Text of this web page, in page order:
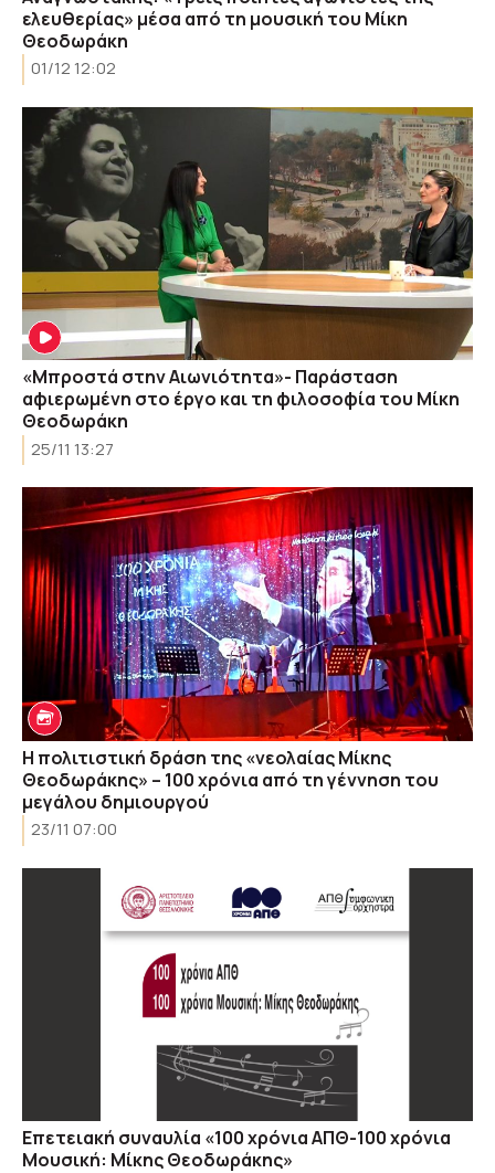
ελευθερίας» μέσα από τη μουσική του Μίκη
Θεοδωράκη
01/12 12:02
«Μπροστά στην Αιωνιότητα»- Παράσταση
αφιερωμένη στο έργο και τη φιλοσοφία του Μίκη
Θεοδωράκη
25/11 13:27
Η πολιτιστική δράση της «νεολαίας Μίκης
Θεοδωράκης» – 100 χρόνια από τη γέννηση του
μεγάλου δημιουργού
23/11 07:00
Επετειακή συναυλία «100 χρόνια ΑΠΘ-100 χρόνια
Μουσική: Μίκης Θεοδωράκης»